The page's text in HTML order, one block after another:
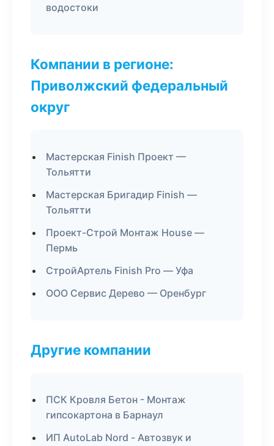
водостоки
Компании в регионе:
Приволжский федеральный
округ
Мастерская Finish Проект —
Тольятти
Мастерская Бригадир Finish —
Тольятти
Проект-Строй Монтаж House —
Пермь
СтройАртель Finish Pro — Уфа
ООО Сервис Дерево — Оренбург
Другие компании
ПСК Кровля Бетон - Монтаж
гипсокартона в Барнаул
ИП AutoLab Nord - Автозвук и